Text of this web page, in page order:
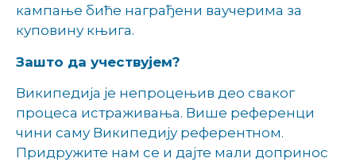
кампање биће награђени ваучерима за
куповину књига.
Зашто да учествујем?
Википедија је непроцењив део сваког
процеса истраживања. Више референци
чини саму Википедију референтном.
Придружите нам се и дајте мали допринос